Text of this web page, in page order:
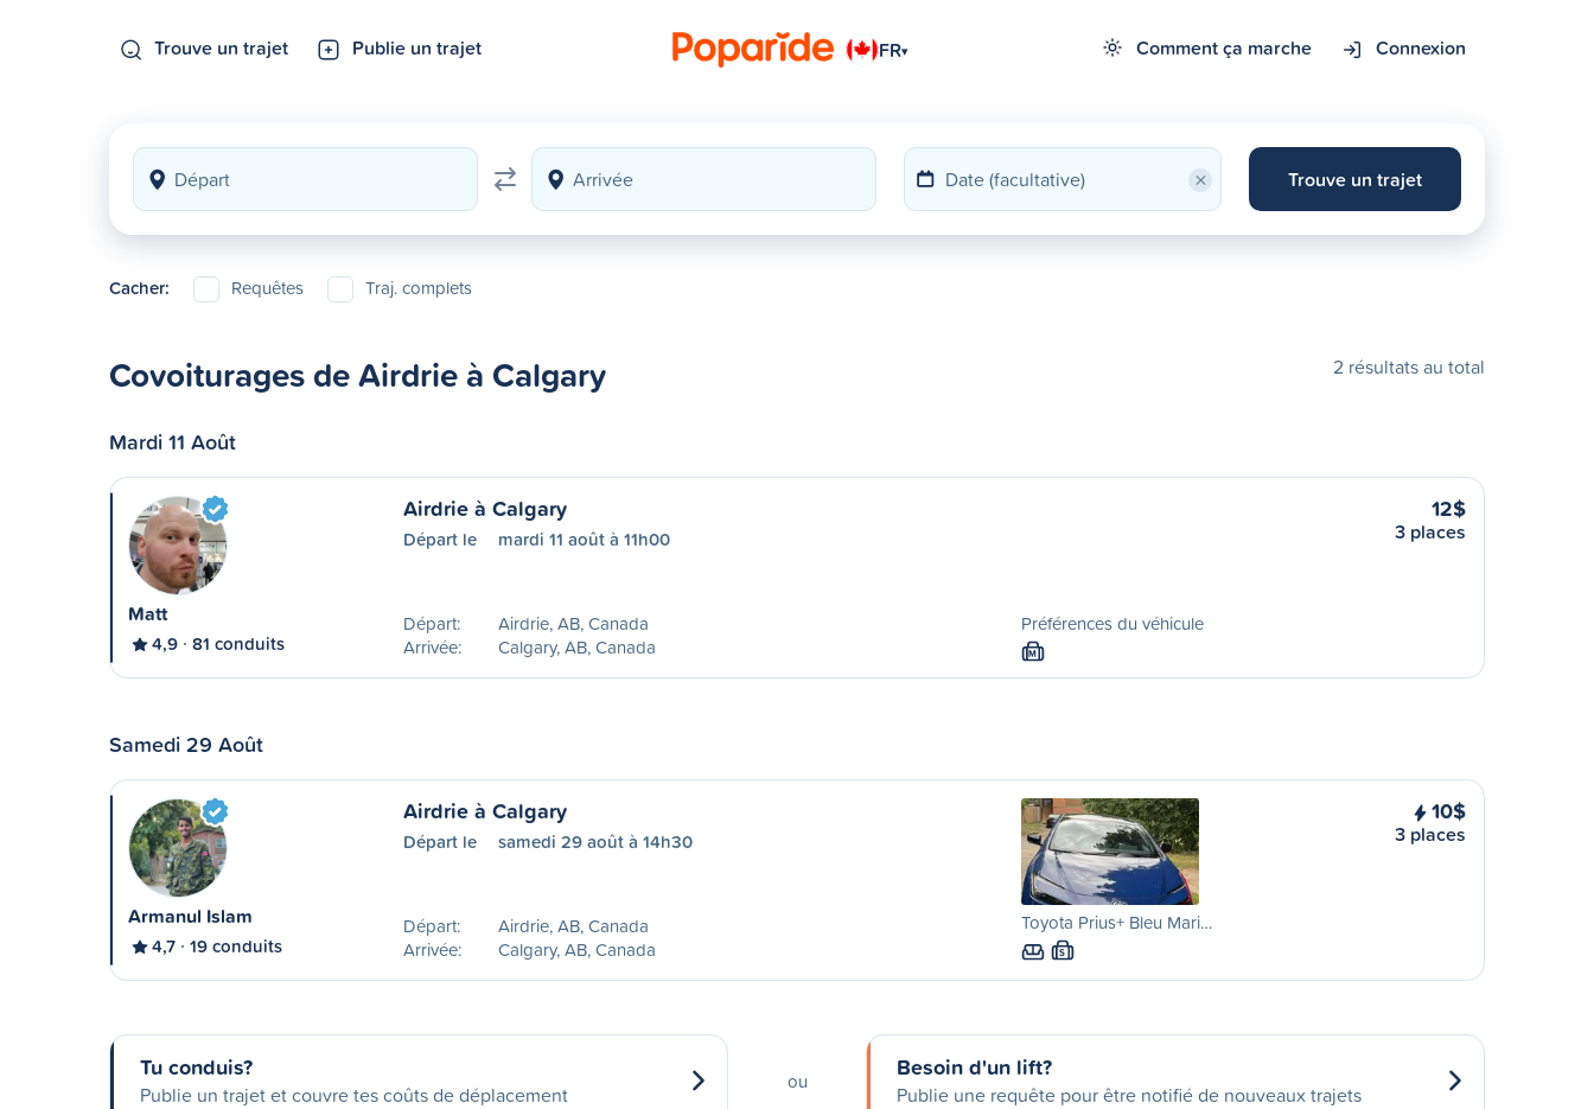
Trouve un trajet Publie un trajet FR▾ Comment ça marche Connexion
× Trouve un trajet
Cacher: Requêtes Traj. complets
Covoiturages de Airdrie à Calgary 2 résultats au total
Mardi 11 Août
Matt
4,9 81 conduits
Airdrie à Calgary
Départ le mardi 11 août à 11h00
Départ:
Airdrie, AB, Canada
Arrivée:
Calgary, AB, Canada
Préférences du véhicule
M
12$
3 places
Samedi 29 Août
Armanul Islam
4,7 19 conduits
Airdrie à Calgary
Départ le samedi 29 août à 14h30
Départ:
Airdrie, AB, Canada
Arrivée:
Calgary, AB, Canada
Toyota Prius+ Bleu Mari…
S
10$
3 places
Tu conduis?
Publie un trajet et couvre tes coûts de déplacement
ou Besoin d'un lift?
Publie une requête pour être notifié de nouveaux trajets